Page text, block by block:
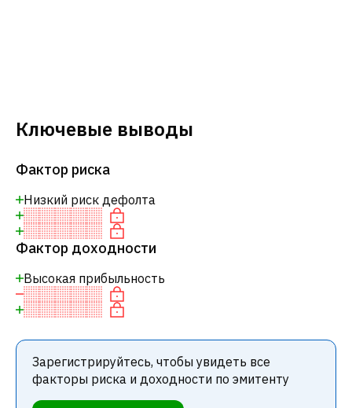
Ключевые выводы
Фактор риска
Низкий риск дефолта
Фактор доходности
Высокая прибыльность
Зарегистрируйтесь, чтобы увидеть все
факторы риска и доходности по эмитенту